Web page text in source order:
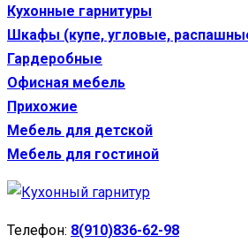
Кухонные гарнитуры
Шкафы (купе, угловые,
Гардеробные
Офисная мебель
Прихожие
Мебель для детской
Мебель для гостиной
Телефон: 8(910)836-62-98